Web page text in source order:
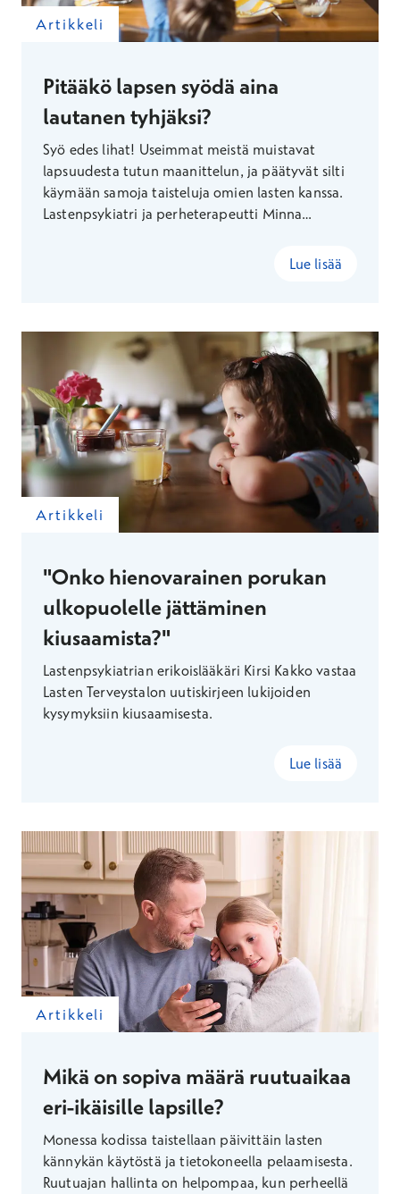
Artikkeli
Pitääkö lapsen syödä aina
lautanen tyhjäksi?
Syö edes lihat! Useimmat meistä muistavat
lapsuudesta tutun maanittelun, ja päätyvät silti
käymään samoja taisteluja omien lasten kanssa.
Lastenpsykiatri ja perheterapeutti Minna
ruokailuhetkiin ja kertoo, miten syömisestä voi
Lue lisää
Artikkeli
"Onko hienovarainen porukan
ulkopuolelle jättäminen
kiusaamista?"
Lastenpsykiatrian erikoislääkäri Kirsi Kakko vastaa
Lasten Terveystalon uutiskirjeen lukijoiden
kysymyksiin kiusaamisesta.
Lue lisää
Artikkeli
Mikä on sopiva määrä ruutuaikaa
eri-ikäisille lapsille?
Monessa kodissa taistellaan päivittäin lasten
kännykän käytöstä ja tietokoneella pelaamisesta.
Ruutuajan hallinta on helpompaa, kun perheellä